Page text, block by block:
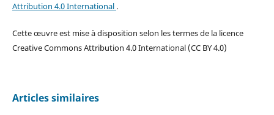
Attribution 4.0 International .
Cette œuvre est mise à disposition selon les termes de la licence
Creative Commons Attribution 4.0 International (CC BY 4.0)
Articles similaires